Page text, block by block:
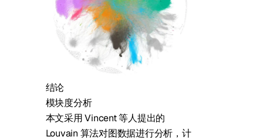
结论
模块度分析
本文采用 Vincent 等人提出的
Louvain 算法对图数据进行分析，计